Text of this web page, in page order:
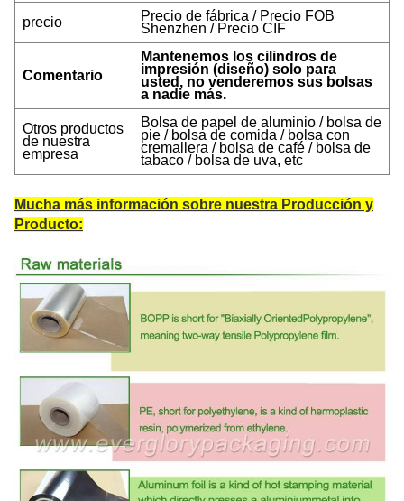
precio
Precio de fábrica / Precio FOB
Shenzhen / Precio CIF
Comentario
Mantenemos los cilindros de
impresión (diseño) solo para
usted, no venderemos sus bolsas
a nadie más.
Otros productos
de nuestra
empresa
Bolsa de papel de aluminio / bolsa de
pie / bolsa de comida / bolsa con
cremallera / bolsa de café / bolsa de
tabaco / bolsa de uva, etc
Mucha más información sobre nuestra Producción y
Producto: